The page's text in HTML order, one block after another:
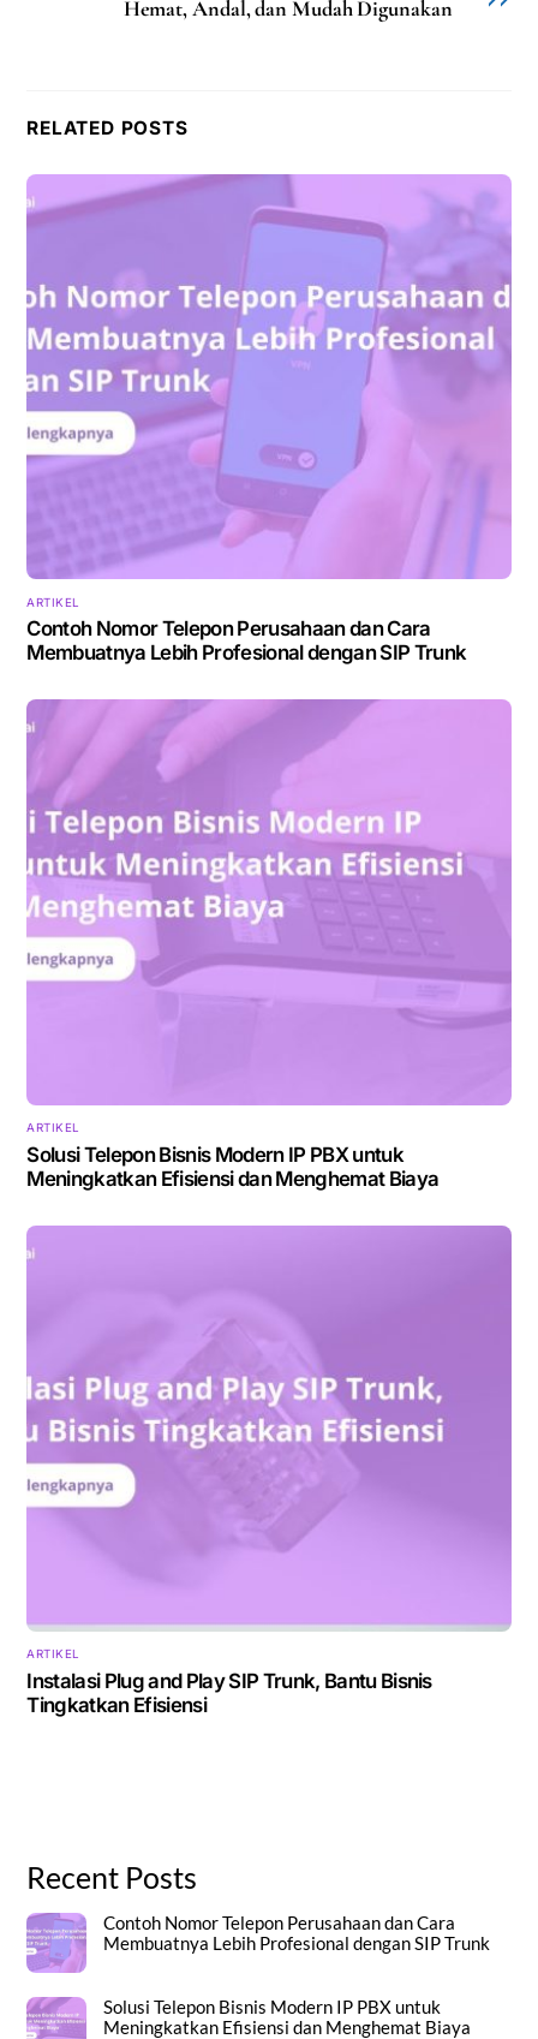
Hemat, Andal, dan Mudah Digunakan
RELATED POSTS
ARTIKEL
Contoh Nomor Telepon Perusahaan dan Cara
Membuatnya Lebih Profesional dengan SIP Trunk
ARTIKEL
Solusi Telepon Bisnis Modern IP PBX untuk
Meningkatkan Efisiensi dan Menghemat Biaya
ARTIKEL
Instalasi Plug and Play SIP Trunk, Bantu Bisnis
Tingkatkan Efisiensi
Recent Posts
Contoh Nomor Telepon Perusahaan dan Cara
Membuatnya Lebih Profesional dengan SIP Trunk
Solusi Telepon Bisnis Modern IP PBX untuk
Meningkatkan Efisiensi dan Menghemat Biaya